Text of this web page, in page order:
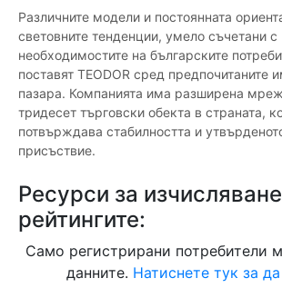
Различните модели и постоянната
световните тенденции, умело съчетани с
необходимостите на българските
поставят TEODOR сред предпочитаните
пазара. Компанията има разширена
тридесет търговски обекта в страната,
потвърждава стабилността и
присъствие.
Ресурси за
рейтингите:
Само регистрирани потребители
данните. Натиснете тук за